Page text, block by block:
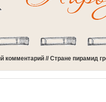
комментарий // Стране пирамид